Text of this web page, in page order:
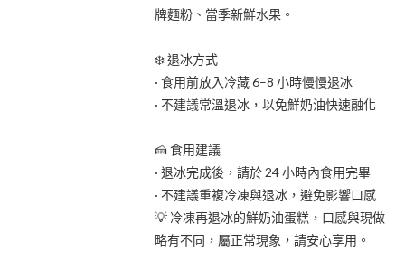
牌麵粉、當季新鮮水果。
❄️ 退冰方式
· 食用前放入冷藏 6–8 小時慢慢退冰
· 不建議常溫退冰，以免鮮奶油快速融化
🍰 食用建議
· 退冰完成後，請於 24 小時內食用完畢
· 不建議重複冷凍與退冰，避免影響口感
💡 冷凍再退冰的鮮奶油蛋糕，口感與現做
略有不同，屬正常現象，請安心享用。